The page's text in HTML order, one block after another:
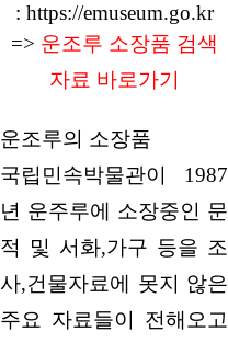
: https://emuseum.go.kr
=> 운조루 소장품 검색
자료 바로가기
운조루의 소장품
국립민속박물관이 1987
년 운주루에 소장중인 문
적 및 서화,가구 등을 조
사,건물자료에 못지 않은
주요 자료들이 전해오고